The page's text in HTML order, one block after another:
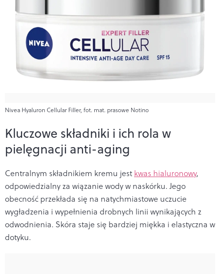
Nivea Hyaluron Cellular Filler, fot. mat. prasowe Notino
Kluczowe składniki i ich rola w
pielęgnacji anti-aging
Centralnym składnikiem kremu jest kwas hialuronowy,
odpowiedzialny za wiązanie wody w naskórku. Jego
obecność przekłada się na natychmiastowe uczucie
wygładzenia i wypełnienia drobnych linii wynikających z
odwodnienia. Skóra staje się bardziej miękka i elastyczna w
dotyku.